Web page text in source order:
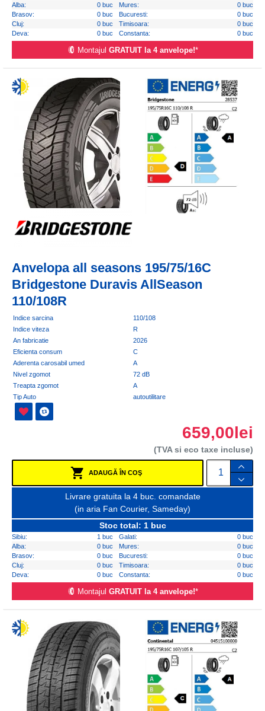
Alba:
0 buc Mures:
0 buc
Brasov:
0 buc Bucuresti:
0 buc
Cluj:
0 buc Timisoara:
0 buc
Deva:
0 buc Constanta: 0 buc
Montajul GRATUIT la 4 anvelope!*
Anvelopa all seasons 195/75/16C
Bridgestone Duravis AllSeason
110/108R
Indice sarcina
110/108
Indice viteza
R
An fabricatie
2026
Eficienta consum
C
Aderenta carosabil umed
A
Nivel zgomot
72 dB
Treapta zgomot
A
Tip Auto
autoutilitare
659,00lei
(TVA si eco taxe incluse)
ADAUGĂ ÎN COŞ
Livrare gratuita la 4 buc. comandate
(in aria Fan Courier, Sameday)
Stoc total: 1 buc
Sibiu: 1 buc Galati:
0 buc
Alba:
0 buc Mures:
0 buc
Brasov:
0 buc Bucuresti:
0 buc
Cluj:
0 buc Timisoara:
0 buc
Deva:
0 buc Constanta: 0 buc
Montajul GRATUIT la 4 anvelope!*